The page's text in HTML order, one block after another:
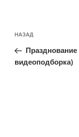
по
записям
Предыдущая
запись:
НАЗАД
видеоподборка)